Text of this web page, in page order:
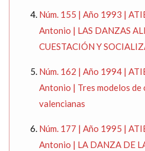
Núm. 155 | Año 1993 |
Antonio | LAS DANZAS
CUESTACIÓN Y
Núm. 162 | Año 1994 |
Antonio | Tres modelos
valencianas
Núm. 177 | Año 1995 |
Antonio | LA DANZA DE